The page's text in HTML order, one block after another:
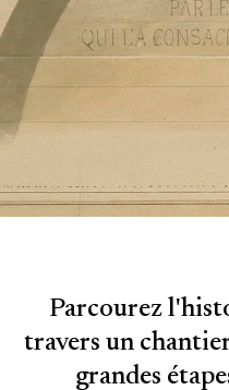
Parcourez
travers un
grandes